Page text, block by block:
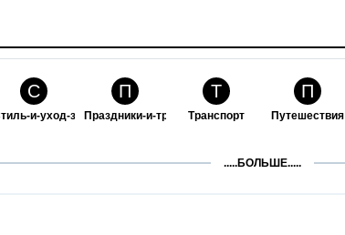
С
и-уход-за-собой
П
Праздники-и-традиции
Т
Транспорт
П
Путешествия
.....БОЛЬШЕ.....